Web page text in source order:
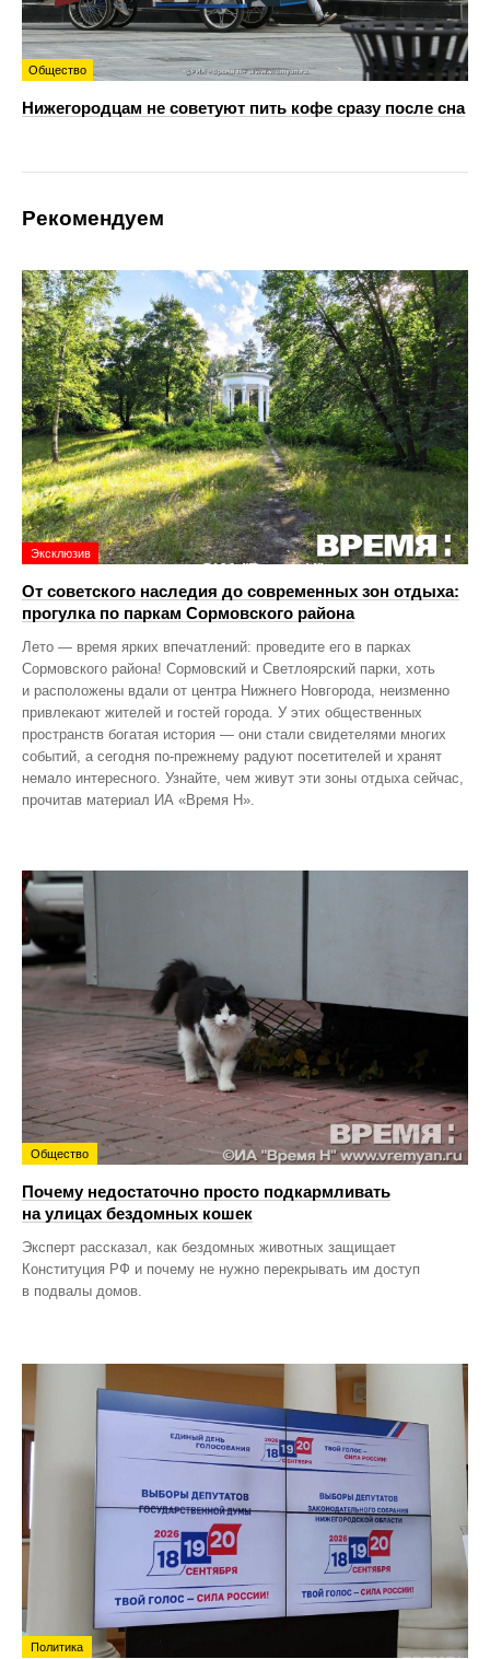
Общество
Нижегородцам не советуют пить кофе сразу после сна
Рекомендуем
Эксклюзив
От советского наследия до современных зон отдыха:
прогулка по паркам Сормовского района
Лето — время ярких впечатлений: проведите его в парках
Сормовского района! Сормовский и Светлоярский парки, хоть
и расположены вдали от центра Нижнего Новгорода, неизменно
привлекают жителей и гостей города. У этих общественных
пространств богатая история — они стали свидетелями многих
событий, а сегодня по‑прежнему радуют посетителей и хранят
немало интересного. Узнайте, чем живут эти зоны отдыха сейчас,
прочитав материал ИА «Время Н».
Общество
Почему недостаточно просто подкармливать
на улицах бездомных кошек
Эксперт рассказал, как бездомных животных защищает
Конституция РФ и почему не нужно перекрывать им доступ
в подвалы домов.
Политика